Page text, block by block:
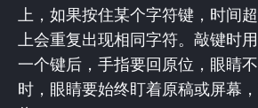
上，如果按住某个字符键，时间
上会重复出现相同字符。敲键时
一个键后，手指要回原位，眼睛
时，眼睛要始终盯着原稿或屏幕